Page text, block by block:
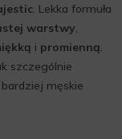
. Lekka formuła
warstwy,
i promienną.
szczególnie
męskie